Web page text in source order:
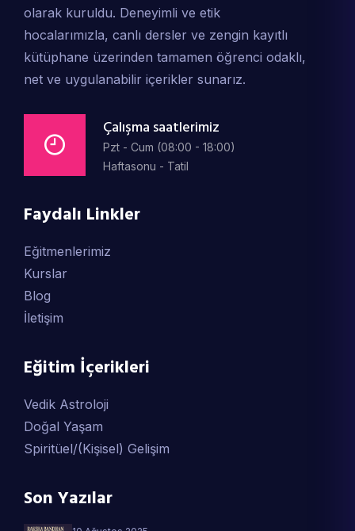
olarak kuruldu. Deneyimli ve etik
hocalarımızla, canlı dersler ve zengin kayıtlı
kütüphane üzerinden tamamen öğrenci odaklı,
net ve uygulanabilir içerikler sunarız.
Çalışma saatlerimiz
Pzt - Cum (08:00 - 18:00)
Haftasonu - Tatil
Faydalı Linkler
Eğitmenlerimiz
Kurslar
Blog
İletişim
Eğitim İçerikleri
Vedik Astroloji
Doğal Yaşam
Spiritüel/(Kişisel) Gelişim
Son Yazılar